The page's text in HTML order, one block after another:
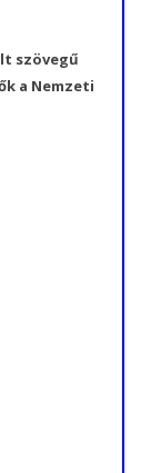
szövegű
a Nemzeti